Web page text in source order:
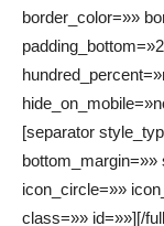
border_color=»»
[separator
icon_circle=»»
class=»» id=»»][/